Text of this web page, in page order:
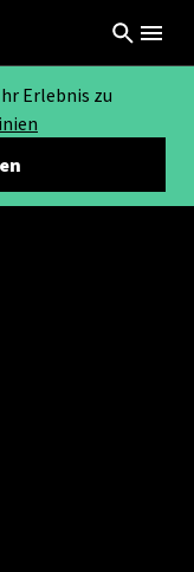
Erlebnis zu